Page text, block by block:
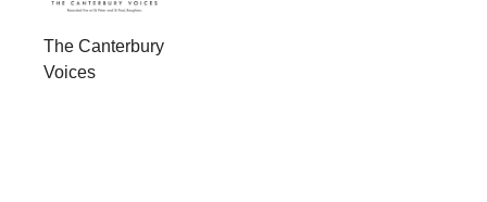
The Canterbury
Voices